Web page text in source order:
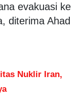
evakuasi ke
diterima Ahad
Nuklir Iran,